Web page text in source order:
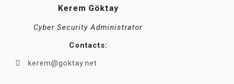
Kerem Göktay
Cyber Security Administrator
Contacts:
kerem@goktay.net